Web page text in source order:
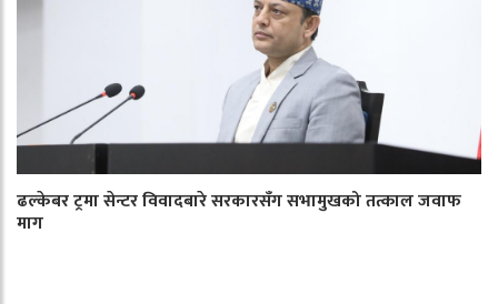
ढल्केबर ट्रमा सेन्टर विवादबारे सरकारसँग सभामुखको तत्काल जवाफ
माग